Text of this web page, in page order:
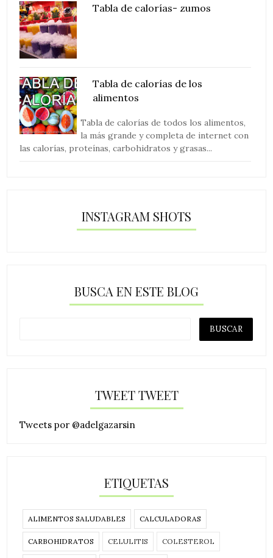
Tabla de calorías- zumos
Tabla de calorías de los
alimentos
Tabla de calorías de todos los alimentos,
la más grande y completa de internet con
las calorías, proteínas, carbohidratos y grasas...
INSTAGRAM SHOTS
BUSCA EN ESTE BLOG
TWEET TWEET
Tweets por @adelgazarsin
ETIQUETAS
ALIMENTOS SALUDABLES CALCULADORAS
CARBOHIDRATOS CELULITIS COLESTEROL